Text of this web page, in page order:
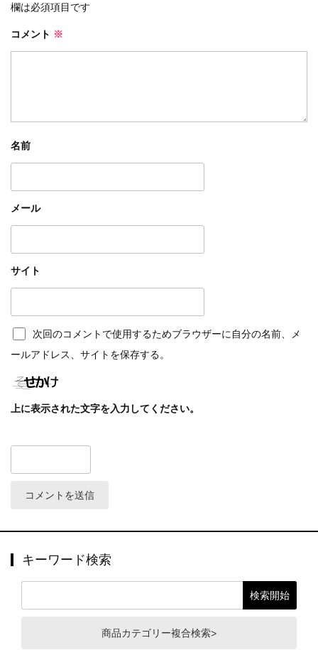
欄は必須項目です
コメント ※
名前
メール
サイト
次回のコメントで使用するためブラウザーに自分の名前、メ
ールアドレス、サイトを保存する。
上に表示された文字を入力してください。
キーワード検索
商品カテゴリー複合検索>